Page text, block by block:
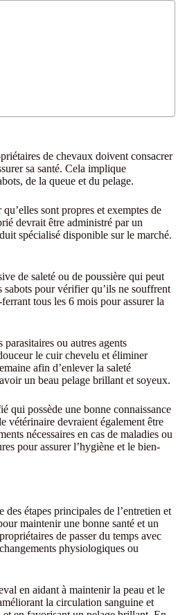
de chevaux doivent consacrer
sa santé. Cela implique
de la queue et du pelage.
sont propres et exemptes de
devrait être administré par un
spécialisé disponible sur le marché.
de saleté ou de poussière qui peut
pour vérifier qu’ils ne souffrent
tous les 6 mois pour assurer la
ou autres agents
le cuir chevelu et éliminer
afin d’enlever la saleté
un beau pelage brillant et soyeux.
qui possède une bonne connaissance
vétérinaire devraient également être
nécessaires en cas de maladies ou
pour assurer l’hygiène et le bien-
des étapes principales de l’entretien et
maintenir une bonne santé et un
de passer du temps avec
physiologiques ou
en aidant à maintenir la peau et le
la circulation sanguine et